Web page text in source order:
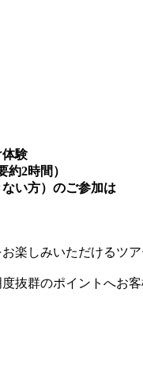
験
2時間）
い方）のご参加は
楽しみいただけるツア
抜群のポイントへお客